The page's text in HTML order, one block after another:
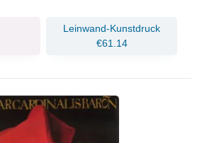
Leinwand-Kunstdruck
€61.14